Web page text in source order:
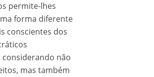
permite-lhes
forma diferente
conscientes dos
não
mas também